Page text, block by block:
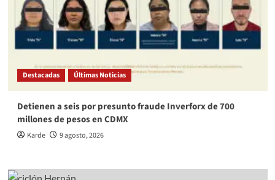
Destacadas Últimas Noticias
Detienen a seis por presunto fraude Inverforx de 700
millones de pesos en CDMX
Karde 9 agosto, 2026